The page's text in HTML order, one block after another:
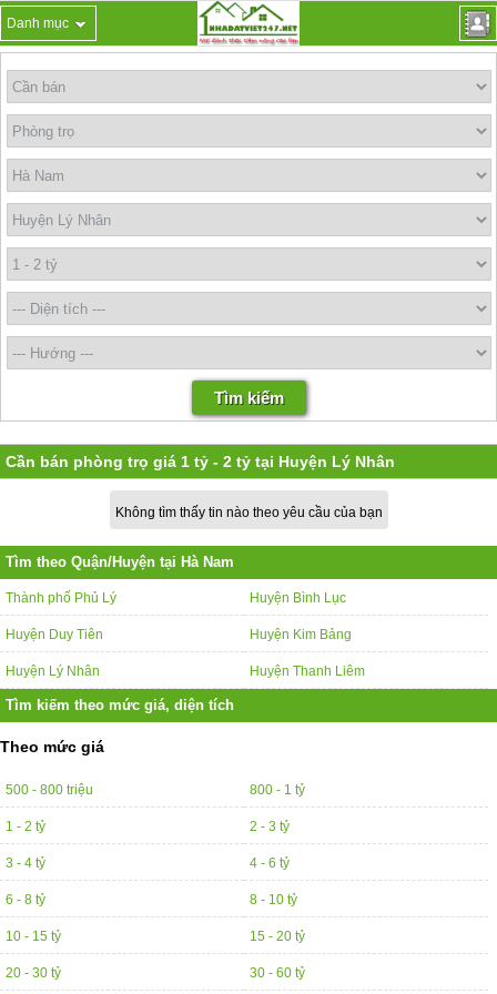
Danh mục
Cần bán phòng trọ giá 1 tỷ - 2 tỷ tại Huyện Lý Nhân
Không tìm thấy tin nào theo yêu cầu của bạn
Tìm theo Quận/Huyện tại Hà Nam
Thành phố Phủ Lý Huyện Bình Lục
Huyện Duy Tiên Huyện Kim Bảng
Huyện Lý Nhân Huyện Thanh Liêm
Tìm kiếm theo mức giá, diện tích
Theo mức giá
500 - 800 triệu 800 - 1 tỷ
1 - 2 tỷ 2 - 3 tỷ
3 - 4 tỷ 4 - 6 tỷ
6 - 8 tỷ 8 - 10 tỷ
10 - 15 tỷ 15 - 20 tỷ
20 - 30 tỷ 30 - 60 tỷ